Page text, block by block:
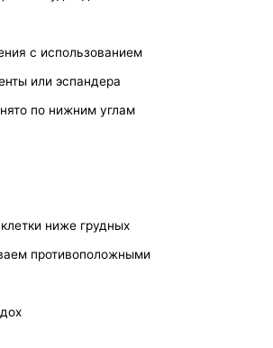
с использованием
или эспандера
по нижним углам
ниже грудных
противоположными